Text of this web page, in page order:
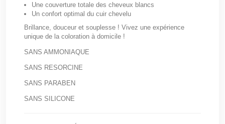
Une couverture totale des cheveux blancs
Un confort optimal du cuir chevelu
Brillance, douceur et souplesse ! Vivez une expérience
unique de la coloration à domicile !
SANS AMMONIAQUE
SANS RESORCINE
SANS PARABEN
SANS SILICONE